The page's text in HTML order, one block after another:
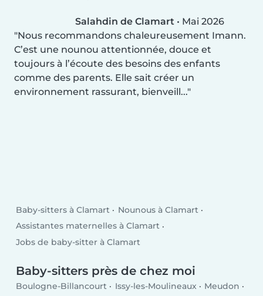
Salahdin de Clamart • Mai 2026
Nous recommandons chaleureusement Imann.
C’est une nounou attentionnée, douce et
toujours à l’écoute des besoins des enfants
comme des parents. Elle sait créer un
environnement rassurant, bienveill...
Baby-sitters à Clamart
Nounous à Clamart
Assistantes maternelles à Clamart
Jobs de baby-sitter à Clamart
Baby-sitters près de chez moi
Boulogne-Billancourt Issy-les-Moulineaux
Meudon